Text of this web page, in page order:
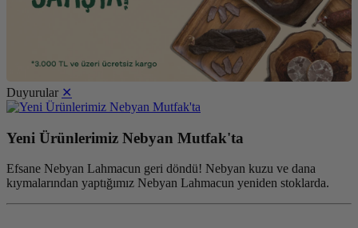
Duyurular ✕
Yeni Ürünlerimiz Nebyan Mutfak'ta
Efsane Nebyan Lahmacun geri döndü! Nebyan kuzu ve dana
kıymalarından yaptığımız Nebyan Lahmacun yeniden stoklarda.